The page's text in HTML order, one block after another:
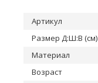
Артикул
Размер Д:Ш:В (см)
Материал
Возраст